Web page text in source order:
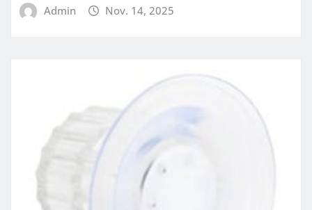
Admin Nov. 14, 2025